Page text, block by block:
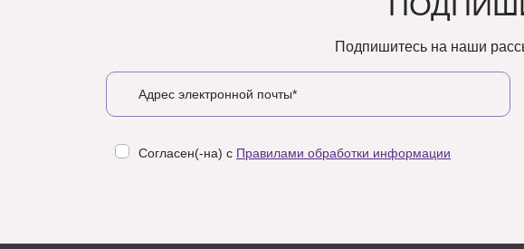
Подпишитесь на наши
Согласен(-на) с Правилами обработки информации